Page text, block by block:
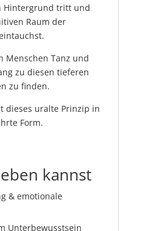
Hintergrund tritt und
Raum der
Menschen Tanz und
zu diesen tieferen
zu finden.
dieses uralte Prinzip in
Form.
kannst
& emotionale
Unterbewusstsein